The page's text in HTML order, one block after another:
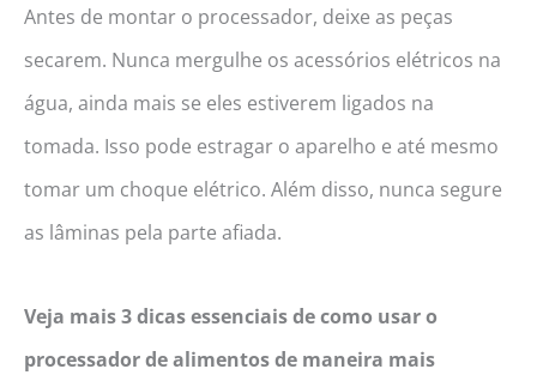
Antes de montar o processador, deixe as peças
secarem. Nunca mergulhe os acessórios elétricos na
água, ainda mais se eles estiverem ligados na
tomada. Isso pode estragar o aparelho e até mesmo
tomar um choque elétrico. Além disso, nunca segure
as lâminas pela parte afiada.
Veja mais 3 dicas essenciais de como usar o
processador de alimentos de maneira mais